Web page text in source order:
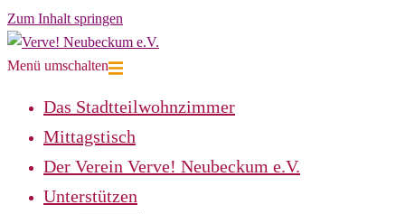
Zum Inhalt springen
Menü umschalten
Das Stadtteilwohnzimmer
Mittagstisch
Der Verein Verve! Neubeckum e.V.
Unterstützen